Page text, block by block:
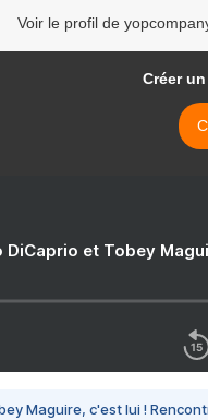
Voir le profil de
Créer
DiCaprio et Tobey
Maguire, c'est lui !